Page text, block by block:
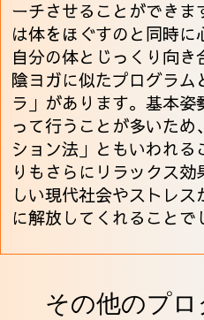
ーチさせることができま
は体をほぐすのと同時に
自分の体とじっくり向き
陰ヨガに似たプログラム
ラ」があります。基本
って行うことが多いた
ション法」ともいわれる
りもさらにリラックス
しい現代社会やストレ
に解放してくれることで
その他のプ